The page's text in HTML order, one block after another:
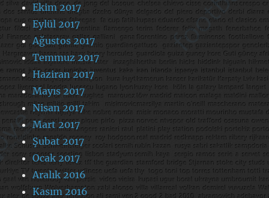
Ekim 2017
Eylül 2017
Ağustos 2017
Temmuz 2017
Haziran 2017
Mayıs 2017
Nisan 2017
Mart 2017
Şubat 2017
Ocak 2017
Aralık 2016
Kasım 2016